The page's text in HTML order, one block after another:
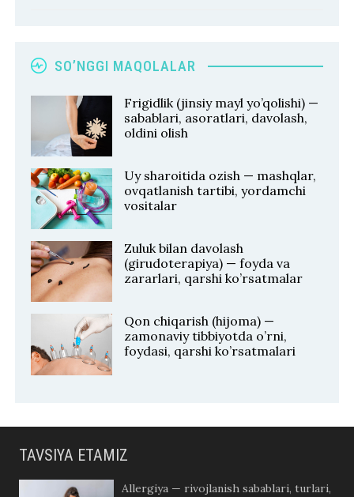
SO’NGGI MAQOLALAR
Frigidlik (jinsiy mayl yo’qolishi) —
sabablari, asoratlari, davolash,
oldini olish
Uy sharoitida ozish — mashqlar,
ovqatlanish tartibi, yordamchi
vositalar
Zuluk bilan davolash
(girudoterapiya) — foyda va
zararlari, qarshi ko’rsatmalar
Qon chiqarish (hijoma) —
zamonaviy tibbiyotda o’rni,
foydasi, qarshi ko’rsatmalari
TAVSIYA ETAMIZ
Allergiya — rivojlanish sabablari, turlari,